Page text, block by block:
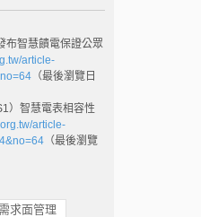
布智慧饋電保證公眾
article-
（最後瀏覽日
）智慧電表相容性
article-
（最後瀏覽
需求面管理